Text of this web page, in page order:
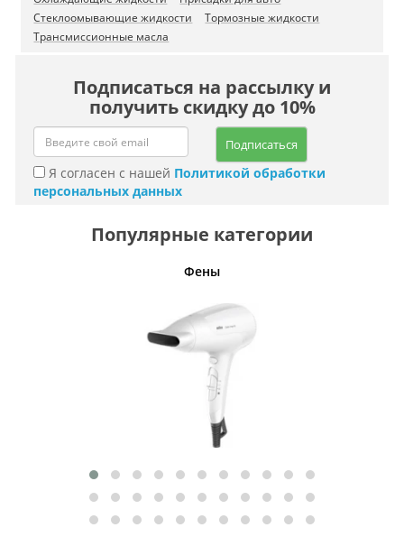
Стеклоомывающие жидкости
Тормозные жидкости
Трансмиссионные масла
Подписаться на рассылку и
получить скидку до 10%
Подписаться
Я согласен с нашей Политикой обработки
персональных данных
Популярные категории
Фены